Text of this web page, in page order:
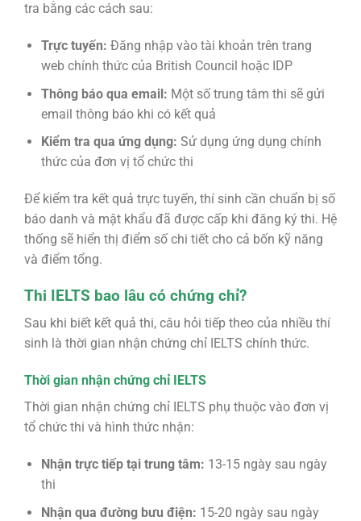
tra bằng các cách sau:
Trực tuyến: Đăng nhập vào tài khoản trên trang
web chính thức của British Council hoặc IDP
Thông báo qua email: Một số trung tâm thi sẽ gửi
email thông báo khi có kết quả
Kiểm tra qua ứng dụng: Sử dụng ứng dụng chính
thức của đơn vị tổ chức thi
Để kiểm tra kết quả trực tuyến, thí sinh cần chuẩn bị số
báo danh và mật khẩu đã được cấp khi đăng ký thi. Hệ
thống sẽ hiển thị điểm số chi tiết cho cả bốn kỹ năng
và điểm tổng.
Thi IELTS bao lâu có chứng chỉ?
Sau khi biết kết quả thi, câu hỏi tiếp theo của nhiều thí
sinh là thời gian nhận chứng chỉ IELTS chính thức.
Thời gian nhận chứng chỉ IELTS
Thời gian nhận chứng chỉ IELTS phụ thuộc vào đơn vị
tổ chức thi và hình thức nhận:
Nhận trực tiếp tại trung tâm: 13-15 ngày sau ngày
thi
Nhận qua đường bưu điện: 15-20 ngày sau ngày